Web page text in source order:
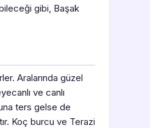
gibi, Başak
Aralarında güzel
ve canlı
ters gelse de
Koç burcu ve Terazi